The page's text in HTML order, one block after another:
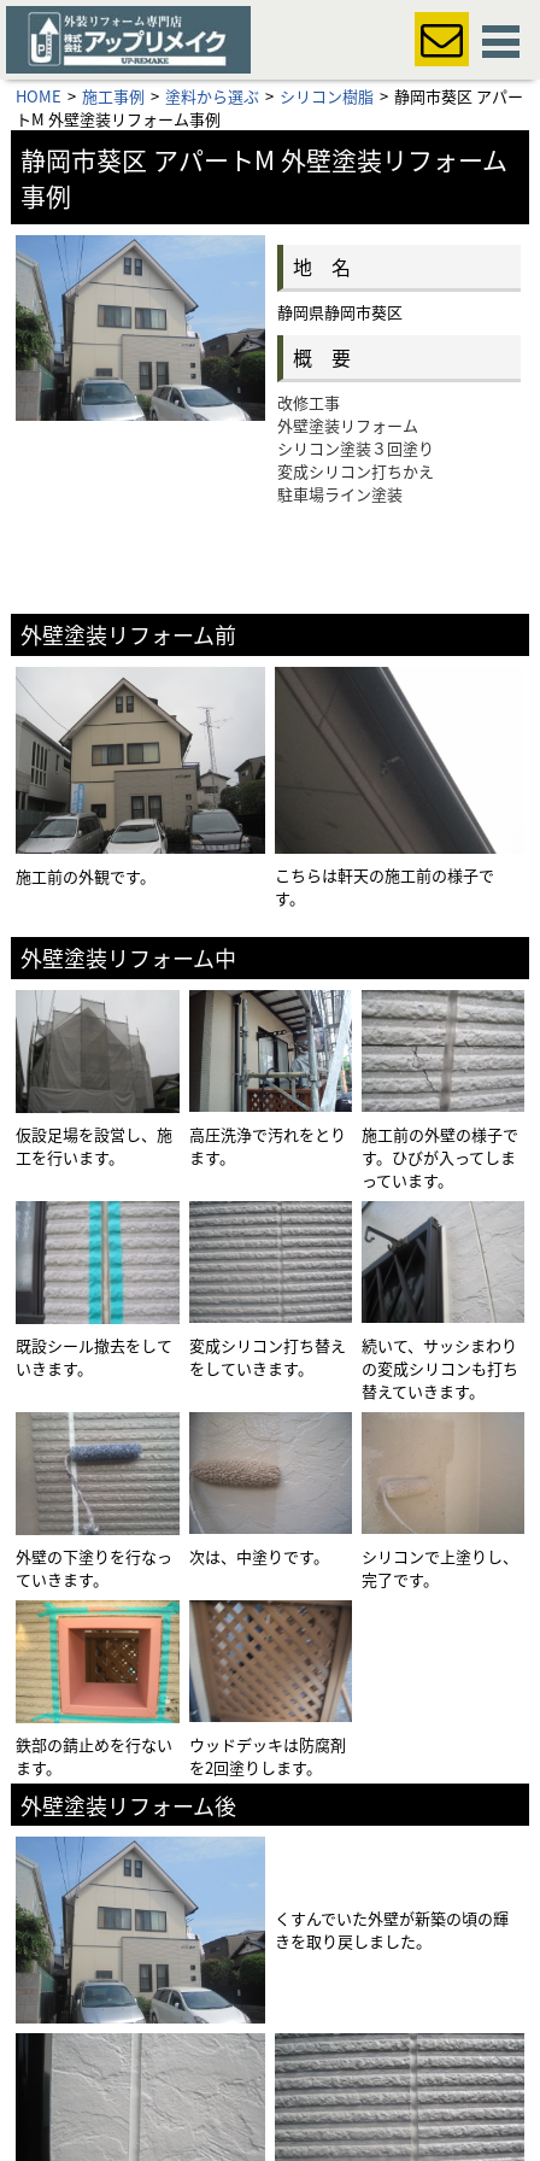
HOME 施工事例 塗料から選ぶ シリコン樹脂
静岡市葵区 アパー
トM 外壁塗装リフォーム事例
静岡市葵区 アパートM 外壁塗装リフォーム
事例
地 名
静岡県静岡市葵区
概 要
改修工事
外壁塗装リフォーム
シリコン塗装３回塗り
変成シリコン打ちかえ
駐車場ライン塗装
外壁塗装リフォーム前
施工前の外観です。
こちらは軒天の施工前の様子で
す。
外壁塗装リフォーム中
仮設足場を設営し、施
工を行います。
高圧洗浄で汚れをとり
ます。
施工前の外壁の様子で
す。ひびが入ってしま
っています。
既設シール撤去をして
いきます。
変成シリコン打ち替え
をしていきます。
続いて、サッシまわり
の変成シリコンも打ち
替えていきます。
外壁の下塗りを行なっ
ていきます。
次は、中塗りです。
シリコンで上塗りし、
完了です。
鉄部の錆止めを行ない
ます。
ウッドデッキは防腐剤
を2回塗りします。
外壁塗装リフォーム後
くすんでいた外壁が新築の頃の輝
きを取り戻しました。